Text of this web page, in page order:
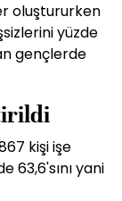
oluştururken
yüzde
gençlerde
kişi işe
63,6'sını yani